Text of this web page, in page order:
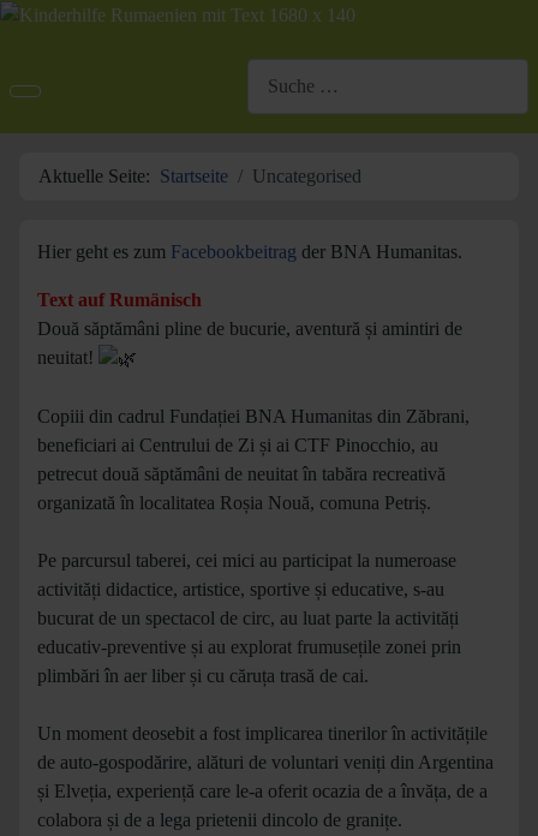
Aktuelle Seite: Startseite Uncategorised
Hier geht es zum Facebookbeitrag der BNA Humanitas.
Text auf Rumänisch
Două săptămâni pline de bucurie, aventură și amintiri de
neuitat!
Copiii din cadrul Fundației BNA Humanitas din Zăbrani,
beneficiari ai Centrului de Zi și ai CTF Pinocchio, au
petrecut două săptămâni de neuitat în tabăra recreativă
organizată în localitatea Roșia Nouă, comuna Petriș.
Pe parcursul taberei, cei mici au participat la numeroase
activități didactice, artistice, sportive și educative, s-au
bucurat de un spectacol de circ, au luat parte la activități
educativ-preventive și au explorat frumusețile zonei prin
plimbări în aer liber și cu căruța trasă de cai.
Un moment deosebit a fost implicarea tinerilor în activitățile
de auto-gospodărire, alături de voluntari veniți din Argentina
și Elveția, experiență care le-a oferit ocazia de a învăța, de a
colabora și de a lega prietenii dincolo de granițe.